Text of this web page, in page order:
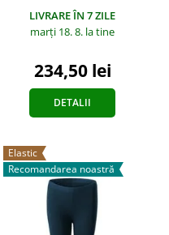
LIVRARE ÎN 7 ZILE
marți 18. 8. la tine
234,50 lei
DETALII
Elastic
Recomandarea noastră